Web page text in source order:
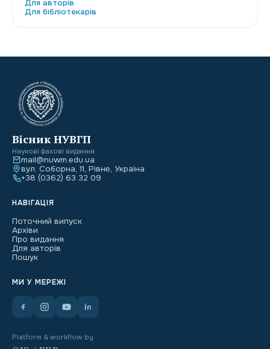
Для авторів
Для бібліотекарів
Вісник НУВГП
Наукові фахові видання
mail@nuwm.edu.ua
вул. Соборна, 11, Рівне, Україна
+38 (0362) 63 32 09
НАВІГАЦІЯ
Поточний випуск
Архіви
Про видання
Для авторів
Пошук
МИ У МЕРЕЖІ
Platform & workflow by